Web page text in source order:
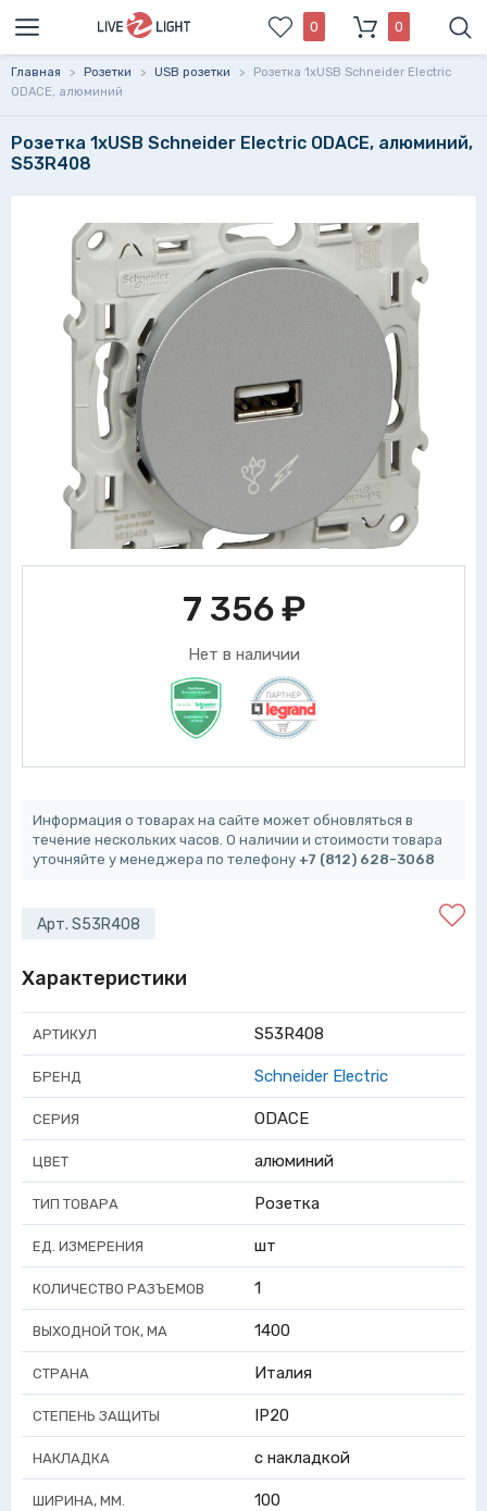
0 0
Главная > Розетки > USB розетки >
Розетка 1xUSB Schneider Electric
ODACE, алюминий
Розетка 1xUSB Schneider Electric ODACE, алюминий,
S53R408
7 356₽
Нет в наличии
Информация о товарах на сайте может обновляться в
течение нескольких часов. О наличии и стоимости товара
уточняйте у менеджера по телефону +7 (812) 628-3068
Арт. S53R408
Характеристики
АРТИКУЛ S53R408
БРЕНД Schneider Electric
СЕРИЯ ODACE
ЦВЕТ алюминий
ТИП ТОВАРА Розетка
ЕД. ИЗМЕРЕНИЯ шт
КОЛИЧЕСТВО РАЗЪЕМОВ 1
ВЫХОДНОЙ ТОК, МА 1400
СТРАНА Италия
СТЕПЕНЬ ЗАЩИТЫ IP20
НАКЛАДКА с накладкой
ШИРИНА, ММ. 100